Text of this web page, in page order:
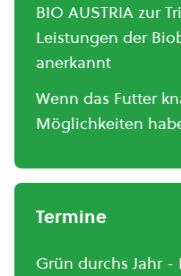
BIO AUSTRIA zur
Leistungen der
anerkannt
Wenn das Futter
Möglichkeiten
Termine
Grün durchs Jahr